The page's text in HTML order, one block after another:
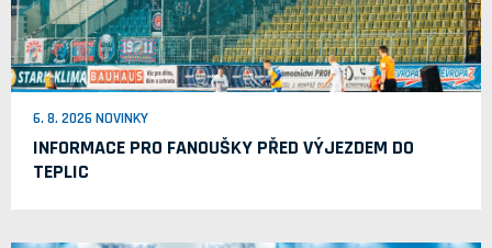
6. 8. 2026 NOVINKY
INFORMACE PRO FANOUŠKY PŘED VÝJEZDEM DO
TEPLIC